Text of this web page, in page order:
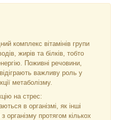
комплекс вітамінів групи
жирів та білків, тобто
Поживні речовини,
важливу роль у
метаболізму.
на стрес:
в організмі, як інші
організму протягом кількох